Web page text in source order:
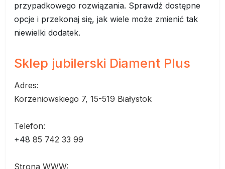
przypadkowego rozwiązania. Sprawdź dostępne
opcje i przekonaj się, jak wiele może zmienić tak
niewielki dodatek.
Sklep jubilerski Diament Plus
Adres:
Korzeniowskiego 7, 15-519 Białystok
Telefon:
+48 85 742 33 99
Strona WWW: